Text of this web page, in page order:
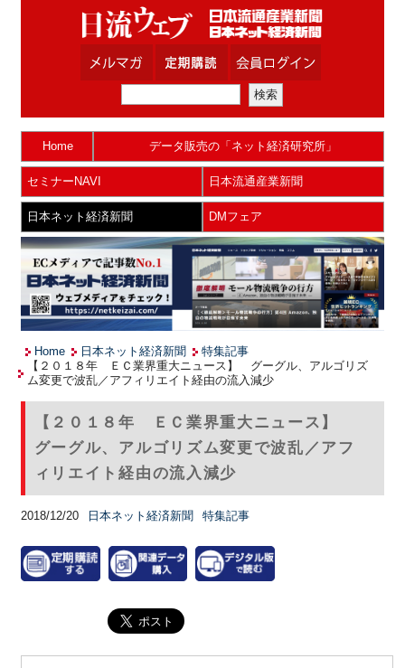
Home データ販売の「ネット経済研究所」
セミナーNAVI 日本流通産業新聞
日本ネット経済新聞 DMフェア
Home 日本ネット経済新聞
特集記事
【２０１８年 ＥＣ業界重大ニュース】 グーグル、アルゴリズ
ム変更で波乱／アフィリエイト経由の流入減少
【２０１８年 ＥＣ業界重大ニュース】
グーグル、アルゴリズム変更で波乱／アフ
ィリエイト経由の流入減少
2018/12/20 日本ネット経済新聞 特集記事